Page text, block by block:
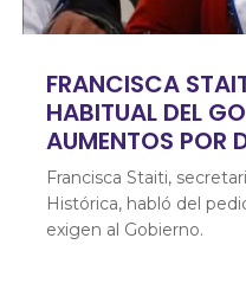
FRANCISCA
HABITUAL DEL
AUMENTOS POR
Francisca Staiti,
Histórica, habló del
exigen al Gobierno.